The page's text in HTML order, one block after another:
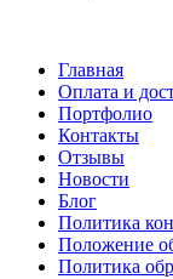
Главная
Оплата и
Портфолио
Контакты
Отзывы
Новости
Блог
Политика
Положение
Политика